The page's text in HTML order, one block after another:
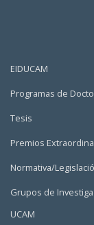
EIDUCAM
Programas de
Tesis
Premios
Normativa/
Grupos de
UCAM